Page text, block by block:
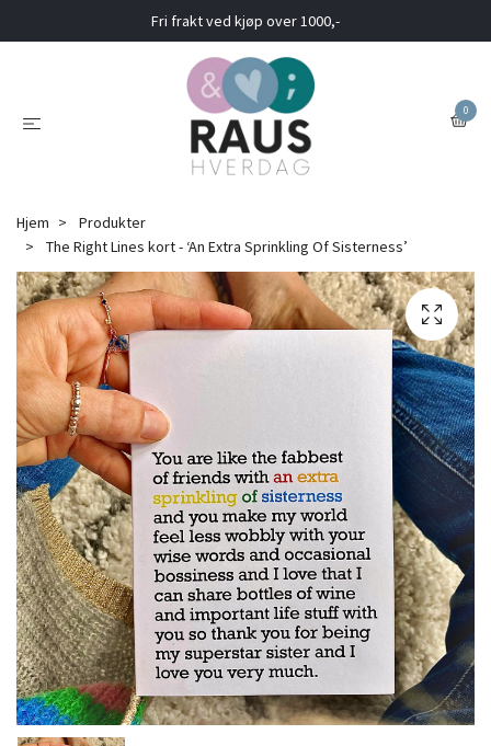
Fri frakt ved kjøp over 1000,-
0
Hjem
Produkter
The Right Lines kort - ‘An Extra Sprinkling Of Sisterness’